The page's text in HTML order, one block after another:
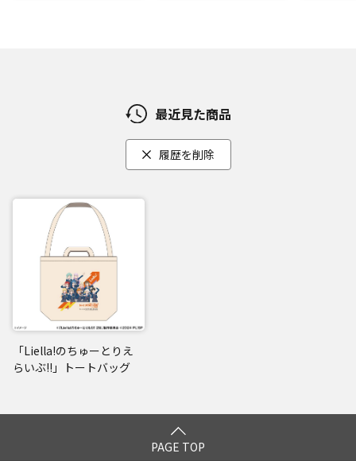
最近見た商品
履歴を削除
「Liella!のちゅーとりえ
らいぶ!!」トートバッグ
PAGE TOP